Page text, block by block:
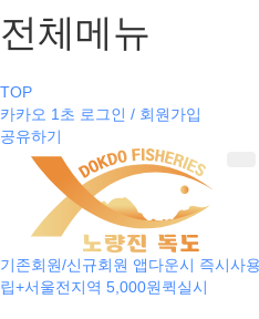
전체메뉴
TOP
카카오 1초 로그인 / 회원가입
공유하기
기존회원/신규회원 앱다운시 즉시사
립+서울전지역 5,000원퀵실시